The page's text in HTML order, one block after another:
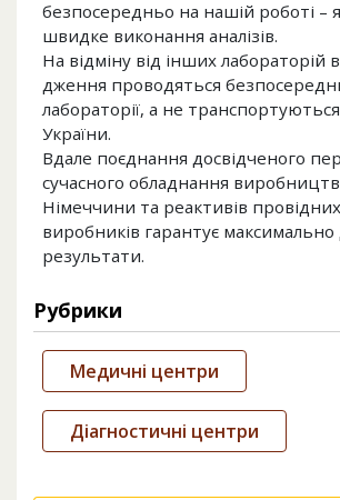
безпо­середньо на нашій роботі –
швидке вико­нання аналі­зів.
На відміну від інших лабора­торій
дження прово­дяться
лабора­торії, а не транспорту­ються
Укра­їни.
Вдале поєднання досвід­ченого
сучасного обладна­ння
Німеччини та реакти­вів
виробни­ків гарантує макси­мально
резуль­тати.
Рубрики
Медичні центри
Діагностичні центри